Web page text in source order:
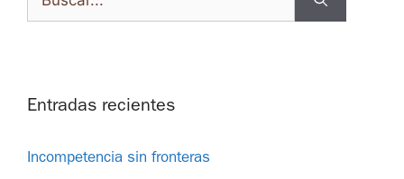
Entradas recientes
Incompetencia sin fronteras